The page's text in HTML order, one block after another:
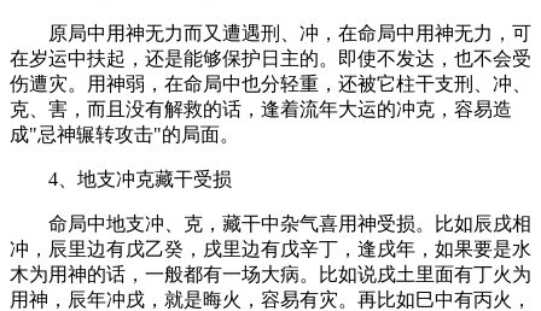
原局中用神无力而又遭遇刑、冲，在命局中用神无力，可
在岁运中扶起，还是能够保护日主的。即使不发达，也不会受
伤遭灾。用神弱，在命局中也分轻重，还被它柱干支刑、冲、
克、害，而且没有解救的话，逢着流年大运的冲克，容易造
成"忌神辗转攻击"的局面。
4、地支冲克藏干受损
命局中地支冲、克，藏干中杂气喜用神受损。比如辰戌相
冲，辰里边有戊乙癸，戌里边有戊辛丁，逢戌年，如果要是水
木为用神的话，一般都有一场大病。比如说戌土里面有丁火为
用神，辰年冲戌，就是晦火，容易有灾。再比如巳中有丙火，